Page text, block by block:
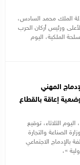
الملك محمد السادس،
ورئيس أركان الحرب
الملكية، اليوم
المهني
إعاقة بالقطاع
الثلاثاء، توقيع
الصناعة والتجارة
بالإدماج الاجتماعي
»،